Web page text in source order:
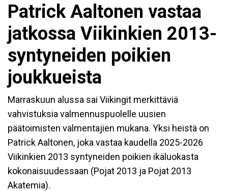
Patrick Aaltonen vastaa
jatkossa Viikinkien 2013-
syntyneiden poikien
joukkueista
Marraskuun alussa sai Viikingit merkittäviä
vahvistuksia valmennuspuolelle uusien
päätoimisten valmentajien mukana. Yksi heistä on
Patrick Aaltonen, joka vastaa kaudella 2025-2026
Viikinkien 2013 syntyneiden poikien ikäluokasta
kokonaisuudessaan (Pojat 2013 ja Pojat 2013
Akatemia).